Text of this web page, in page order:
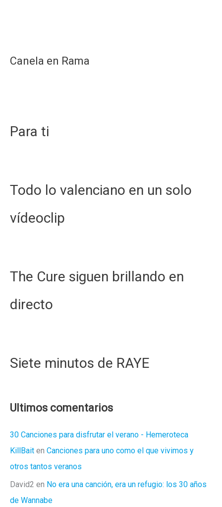
Canela en Rama
Para ti
Todo lo valenciano en un solo
vídeoclip
The Cure siguen brillando en
directo
Siete minutos de RAYE
Ultimos comentarios
30 Canciones para disfrutar el verano - Hemeroteca
KillBait en Canciones para uno como el que vivimos y
otros tantos veranos
David2 en No era una canción, era un refugio: los 30 años
de Wannabe